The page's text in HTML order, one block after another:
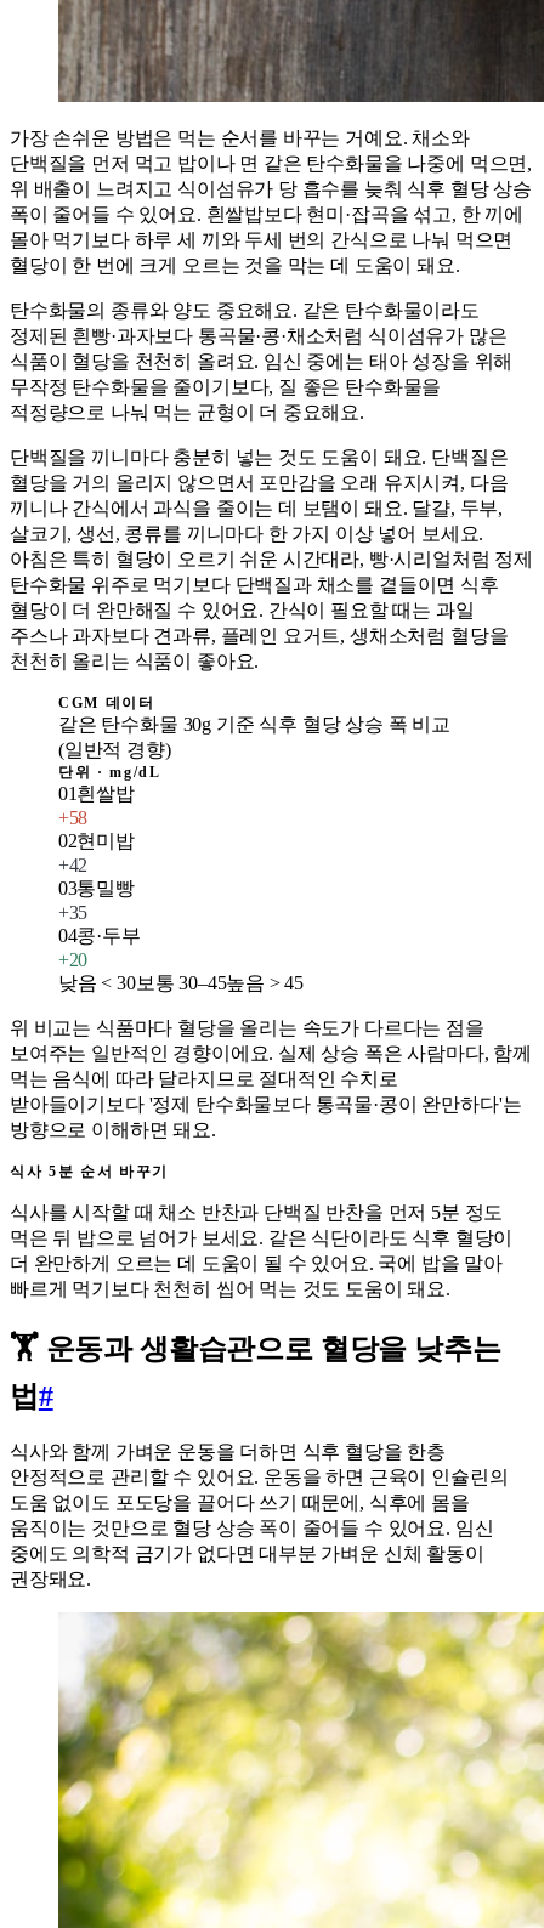
가장 손쉬운 방법은 먹는 순서를 바꾸는 거예요. 채소와
단백질을 먼저 먹고 밥이나 면 같은 탄수화물을 나중에 먹으면,
위 배출이 느려지고 식이섬유가 당 흡수를 늦춰 식후 혈당 상승
폭이 줄어들 수 있어요. 흰쌀밥보다 현미·잡곡을 섞고, 한 끼에
몰아 먹기보다 하루 세 끼와 두세 번의 간식으로 나눠 먹으면
혈당이 한 번에 크게 오르는 것을 막는 데 도움이 돼요.
탄수화물의 종류와 양도 중요해요. 같은 탄수화물이라도
정제된 흰빵·과자보다 통곡물·콩·채소처럼 식이섬유가 많은
식품이 혈당을 천천히 올려요. 임신 중에는 태아 성장을 위해
무작정 탄수화물을 줄이기보다, 질 좋은 탄수화물을
적정량으로 나눠 먹는 균형이 더 중요해요.
단백질을 끼니마다 충분히 넣는 것도 도움이 돼요. 단백질은
혈당을 거의 올리지 않으면서 포만감을 오래 유지시켜, 다음
끼니나 간식에서 과식을 줄이는 데 보탬이 돼요. 달걀, 두부,
살코기, 생선, 콩류를 끼니마다 한 가지 이상 넣어 보세요.
아침은 특히 혈당이 오르기 쉬운 시간대라, 빵·시리얼처럼 정제
탄수화물 위주로 먹기보다 단백질과 채소를 곁들이면 식후
혈당이 더 완만해질 수 있어요. 간식이 필요할 때는 과일
주스나 과자보다 견과류, 플레인 요거트, 생채소처럼 혈당을
천천히 올리는 식품이 좋아요.
CGM 데이터
같은 탄수화물 30g 기준 식후 혈당 상승 폭 비교
(일반적 경향)
단위 ·mg/dL
01흰쌀밥
+58
02현미밥
+42
03통밀빵
+35
04콩·두부
+20
낮음 < 30보통 30–45높음 > 45
위 비교는 식품마다 혈당을 올리는 속도가 다르다는 점을
보여주는 일반적인 경향이에요. 실제 상승 폭은 사람마다, 함께
먹는 음식에 따라 달라지므로 절대적인 수치로
받아들이기보다 '정제 탄수화물보다 통곡물·콩이 완만하다'는
방향으로 이해하면 돼요.
식사 5분 순서 바꾸기
식사를 시작할 때 채소 반찬과 단백질 반찬을 먼저 5분 정도
먹은 뒤 밥으로 넘어가 보세요. 같은 식단이라도 식후 혈당이
더 완만하게 오르는 데 도움이 될 수 있어요. 국에 밥을 말아
빠르게 먹기보다 천천히 씹어 먹는 것도 도움이 돼요.
🏋️ 운동과 생활습관으로 혈당을 낮추는
법#
식사와 함께 가벼운 운동을 더하면 식후 혈당을 한층
안정적으로 관리할 수 있어요. 운동을 하면 근육이 인슐린의
도움 없이도 포도당을 끌어다 쓰기 때문에, 식후에 몸을
움직이는 것만으로 혈당 상승 폭이 줄어들 수 있어요. 임신
중에도 의학적 금기가 없다면 대부분 가벼운 신체 활동이
권장돼요.